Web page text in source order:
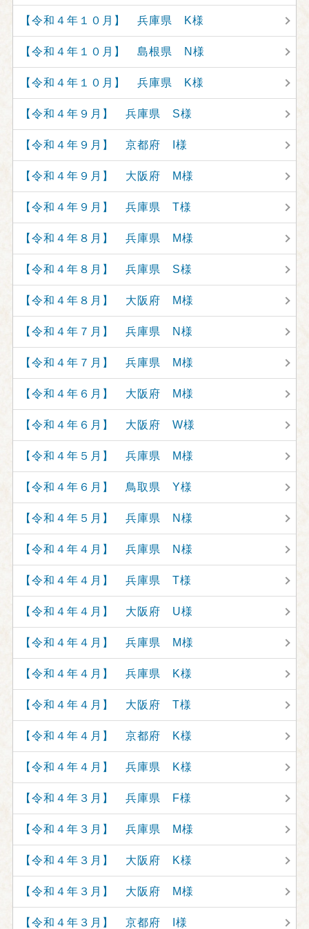
【令和４年１０月】 兵庫県 K様
【令和４年１０月】 島根県 N様
【令和４年１０月】 兵庫県 K様
【令和４年９月】 兵庫県 S様
【令和４年９月】 京都府 I様
【令和４年９月】 大阪府 M様
【令和４年９月】 兵庫県 T様
【令和４年８月】 兵庫県 M様
【令和４年８月】 兵庫県 S様
【令和４年８月】 大阪府 M様
【令和４年７月】 兵庫県 N様
【令和４年７月】 兵庫県 M様
【令和４年６月】 大阪府 M様
【令和４年６月】 大阪府 W様
【令和４年５月】 兵庫県 M様
【令和４年６月】 鳥取県 Y様
【令和４年５月】 兵庫県 N様
【令和４年４月】 兵庫県 N様
【令和４年４月】 兵庫県 T様
【令和４年４月】 大阪府 U様
【令和４年４月】 兵庫県 M様
【令和４年４月】 兵庫県 K様
【令和４年４月】 大阪府 T様
【令和４年４月】 京都府 K様
【令和４年４月】 兵庫県 K様
【令和４年３月】 兵庫県 F様
【令和４年３月】 兵庫県 M様
【令和４年３月】 大阪府 K様
【令和４年３月】 大阪府 M様
【令和４年３月】 京都府 I様